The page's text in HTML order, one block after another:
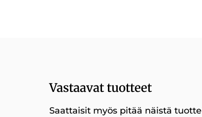
Vastaavat tuotteet
Saattaisit myös pitää näistä